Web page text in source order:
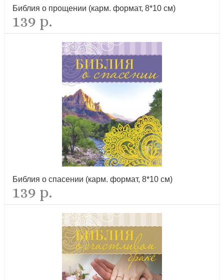
Библия о прощении (карм. формат, 8*10 см)
139 р.
Библия о спасении (карм. формат, 8*10 см)
139 р.